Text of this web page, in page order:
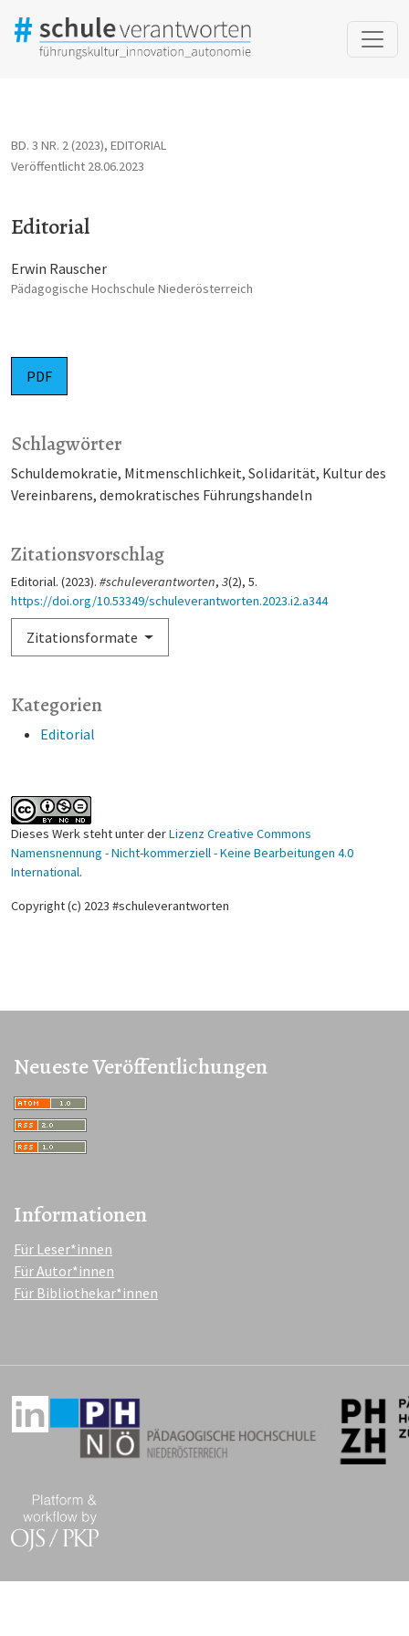
BD. 3 NR. 2 (2023), EDITORIAL
Editorial
Veröffentlicht 28.06.2023
Erwin Rauscher
Pädagogische Hochschule Niederösterreich
PDF
Schlagwörter
Schuldemokratie Mitmenschlichkeit Solidarität Kultur des
Vereinbarens demokratisches Führungshandeln
Kategorien
Editorial
Zitationsvorschlag
Editorial. (2023). #schuleverantworten, 3(2), 5.
https://doi.org/10.53349/schuleverantworten.2023.i2.a344
Zitationsformate
Dieses Werk steht unter derLizenz Creative Commons
Namensnennung - Nicht-kommerziell - Keine Bearbeitungen 4.0
International.
Copyright (c) 2023 #schuleverantworten
Neueste Veröffentlichungen
Informationen
Für Leser*innen
Für Autor*innen
Für Bibliothekar*innen